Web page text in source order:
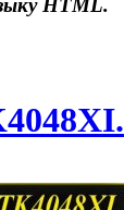
HTML.